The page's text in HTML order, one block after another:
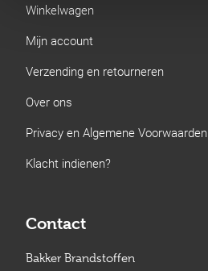
Winkelwagen
Mijn account
Verzending en retourneren
Over ons
Privacy en Algemene Voorwaarden
Klacht indienen?
Contact
Bakker Brandstoffen